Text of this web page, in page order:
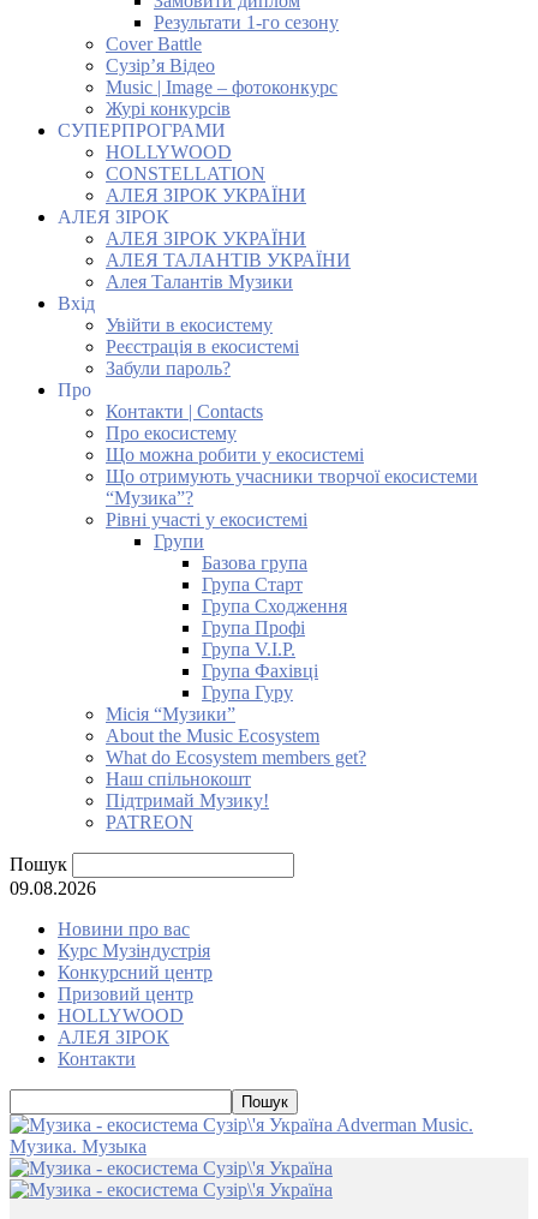
Результати 1-го сезону
Cover Battle
Сузір’я Відео
Music | Image – фотоконкурс
Журі конкурсів
СУПЕРПРОГРАМИ
HOLLYWOOD
CONSTELLATION
АЛЕЯ ЗІРОК УКРАЇНИ
АЛЕЯ ЗІРОК
АЛЕЯ ЗІРОК УКРАЇНИ
АЛЕЯ ТАЛАНТІВ УКРАЇНИ
Алея Талантів Музики
Вхід
Увійти в екосистему
Реєстрація в екосистемі
Забули пароль?
Про
Контакти | Contacts
Про екосистему
Що можна робити у екосистемі
Що отримують учасники творчої екосистеми
“Музика”?
Рівні участі у екосистемі
Групи
Базова група
Група Старт
Група Сходження
Група Профі
Група V.I.P.
Група Фахівці
Група Гуру
Місія “Музики”
About the Music Ecosystem
What do Ecosystem members get?
Наш спільнокошт
Підтримай Музику!
PATREON
Пошук
09.08.2026
Новини про вас
Курс Музіндустрія
Конкурсний центр
Призовий центр
HOLLYWOOD
АЛЕЯ ЗІРОК
Контакти
Adverman Music.
Музика. Музыка